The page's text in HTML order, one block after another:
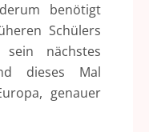
benötigt
Schülers
nächstes
dieses Mal
genauer